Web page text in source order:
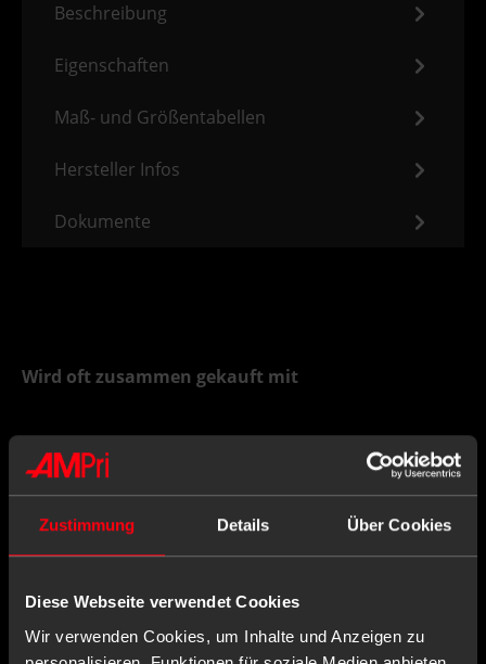
Zustimmung Details Über Cookies
Diese Webseite verwendet Cookies
Wir verwenden Cookies, um Inhalte und Anzeigen zu
Beschreibung
Eigenschaften
Maß- und Größentabellen
Hersteller Infos
Dokumente
Wird oft zusammen gekauft mit